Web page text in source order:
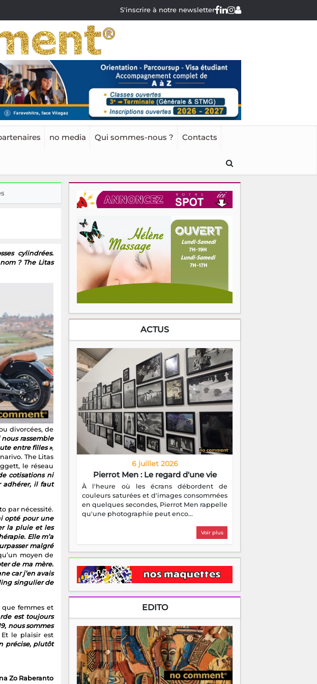
S'inscrire à notre newsletter
no media Qui sommes-nous ? Contacts
cylindrées.
? The Litas
divorcées, de
nous rassemble
entre filles »,
The Litas
le réseau
cotisations ni
adhérer, il faut
par nécessité.
opté pour une
la pluie et les
Elle m’a
malgré
moyen de
de ma mère.
car j’en avais
singulier de
femmes et
est toujours
nous sommes
le plaisir est
précise, plutôt
Zo Raberanto
ACTUS
6 juillet 2026
Pierrot Men : Le regard d'une vie
À l'heure où les écrans débordent de
couleurs saturées et d'images consommées
en quelques secondes, Pierrot Men rappelle
qu'une photographie peut enco...
Voir plus
EDITO